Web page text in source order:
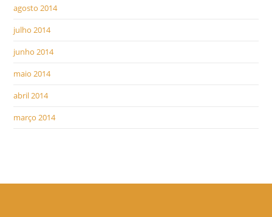
agosto 2014
julho 2014
junho 2014
maio 2014
abril 2014
março 2014